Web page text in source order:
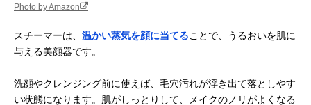
Photo by Amazon
スチーマーは、 温かい蒸気を顔に当てることで、うるおいを肌に
与える美顔器です。
洗顔やクレンジング前に使えば、毛穴汚れが浮き出て落としやす
い状態になります。肌がしっとりして、メイクのノリがよくなる